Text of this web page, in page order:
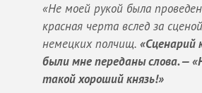
«Не моей рукой была
красная черта вслед за
немецких полчищ. «Сценарий
были мне переданы слова. —
такой хороший князь!»